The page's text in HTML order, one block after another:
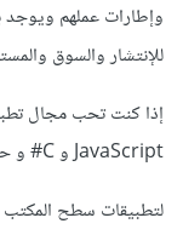
وإطارات عملهم ويوجد
للإنتشار والسوق
إذا كنت تحب مجال
JavaScript و C# و حديثًا Dart و يوجد غيرهم كثير
لتطبيقات سطح المكتب Java و c++ و C# وممكن Python